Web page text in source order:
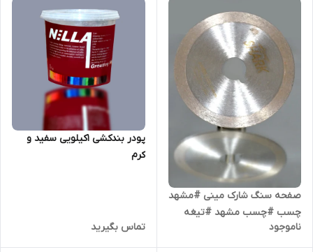
صفحه سنگ شارک مینی #مشهد
چسب #چسب مشهد #تیغه
برش
ناموجود
پودر بندکشی 1کیلویی سفید و
کرم
تماس بگیرید